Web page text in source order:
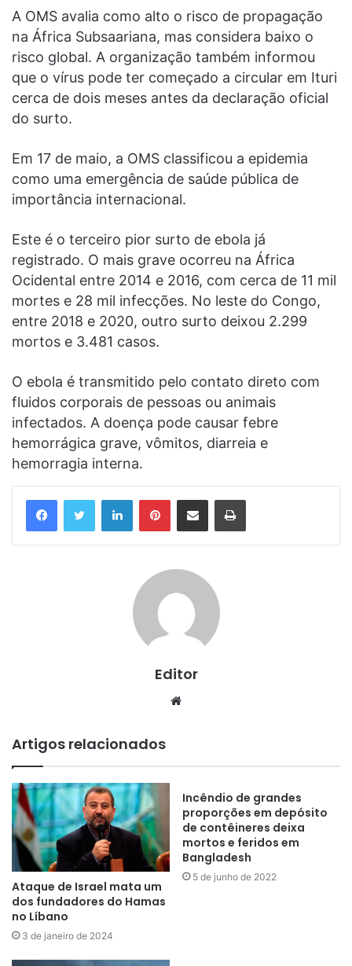
A OMS avalia como alto o risco de propagação
na África Subsaariana, mas considera baixo o
risco global. A organização também informou
que o vírus pode ter começado a circular em Ituri
cerca de dois meses antes da declaração oficial
do surto.
Em 17 de maio, a OMS classificou a epidemia
como uma emergência de saúde pública de
importância internacional.
Este é o terceiro pior surto de ebola já
registrado. O mais grave ocorreu na África
Ocidental entre 2014 e 2016, com cerca de 11 mil
mortes e 28 mil infecções. No leste do Congo,
entre 2018 e 2020, outro surto deixou 2.299
mortos e 3.481 casos.
O ebola é transmitido pelo contato direto com
fluidos corporais de pessoas ou animais
infectados. A doença pode causar febre
hemorrágica grave, vômitos, diarreia e
hemorragia interna.
LinkedinPinterestCompartilhar via e-mail Imprimir
Editor
Website
Artigos relacionados
Ataque de Israel mata um
dos fundadores do Hamas
no Líbano
3 de janeiro de 2024
Incêndio de grandes
proporções em depósito
de contêineres deixa
mortos e feridos em
Bangladesh
5 de junho de 2022